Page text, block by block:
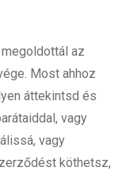
az
Most ahhoz
áttekintsd és
vagy
vagy
köthetsz,